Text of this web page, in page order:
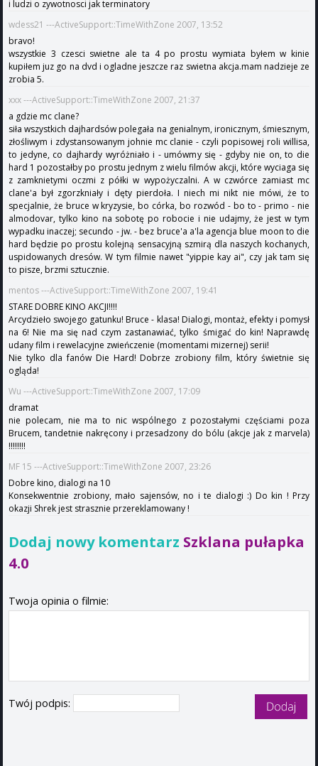
i ludzi o zywotnosci jak terminatory
wdess21 ---ActiveSupport::TimeWithZone 2007, 13:52
bravo!
wszystkie 3 czesci swietne ale ta 4 po prostu wymiata byłem w kinie
kupiłem juz go na dvd i ogladne jeszcze raz swietna akcja.mam nadzieje ze
zrobia 5.
xxx ---ActiveSupport::TimeWithZone 2007, 21:37
a gdzie mc clane?
siła wszystkich dajhardsów polegała na genialnym, ironicznym, śmiesznym,
złośliwym i zdystansowanym johnie mc clanie - czyli popisowej roli willisa,
to jedyne, co dajhardy wyróżniało i - umówmy się - gdyby nie on, to die
hard 1 pozostałby po prostu jednym z wielu filmów akcji, które wyciaga się
z zamknietymi oczmi z półki w wypożyczalni. A w czwórce zamiast mc
clane'a był zgorzkniały i dęty pierdoła. I niech mi nikt nie mówi, że to
specjalnie, że bruce w kryzysie, bo córka, bo rozwód - bo to - primo - nie
almodovar, tylko kino na sobotę po robocie i nie udajmy, że jest w tym
wypadku inaczej; secundo - jw. - bez bruce'a a'la agencja blue moon to die
hard będzie po prostu kolejną sensacyjną szmirą dla naszych kochanych,
uspidowanych dresów. W tym filmie nawet "yippie kay ai", czy jak tam się
to pisze, brzmi sztucznie.
mentos ---ActiveSupport::TimeWithZone 2007, 19:41
STARE DOBRE KINO AKCJI!!!!
Arcydzieło swojego gatunku! Bruce - klasa! Dialogi, montaż, efekty i pomysł
na 6! Nie ma się nad czym zastanawiać, tylko śmigać do kin! Naprawdę
udany film i rewelacyjne zwieńczenie (momentami mizernej) serii!
Nie tylko dla fanów Die Hard! Dobrze zrobiony film, który świetnie się
ogląda!
Wu ---ActiveSupport::TimeWithZone 2007, 17:09
dramat
nie polecam, nie ma to nic wspólnego z pozostałymi częściami poza
Brucem, tandetnie nakręcony i przesadzony do bólu (akcje jak z marvela)
!!!!!!!!
MF 15 ---ActiveSupport::TimeWithZone 2007, 23:26
Dobre kino, dialogi na 10
Konsekwentnie zrobiony, mało sajensów, no i te dialogi :) Do kin ! Przy
okazji Shrek jest strasznie przereklamowany !
Dodaj nowy komentarz Szklana pułapka
4.0
Twoja opinia o filmie:
Twój podpis: